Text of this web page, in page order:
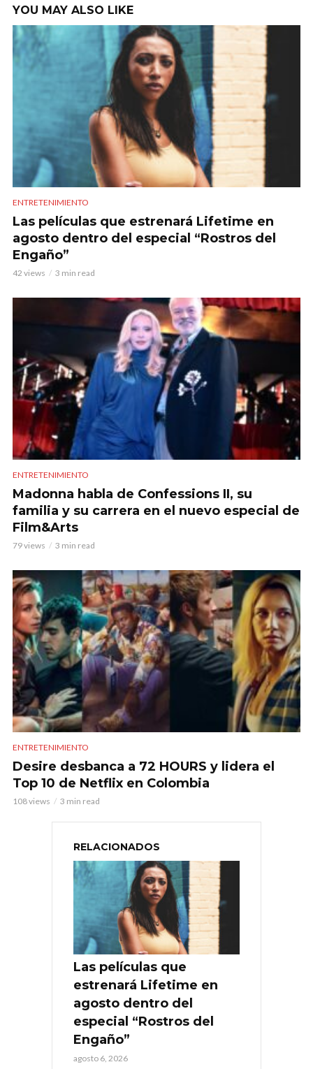
YOU MAY ALSO LIKE
ENTRETENIMIENTO
Las películas que estrenará Lifetime en
agosto dentro del especial “Rostros del
Engaño”
42 views 3 min read
ENTRETENIMIENTO
Madonna habla de Confessions II, su
familia y su carrera en el nuevo especial de
Film&Arts
79 views 3 min read
ENTRETENIMIENTO
Desire desbanca a 72 HOURS y lidera el
Top 10 de Netflix en Colombia
108 views 3 min read
RELACIONADOS
Las películas que
estrenará Lifetime en
agosto dentro del
especial “Rostros del
Engaño”
agosto 6, 2026